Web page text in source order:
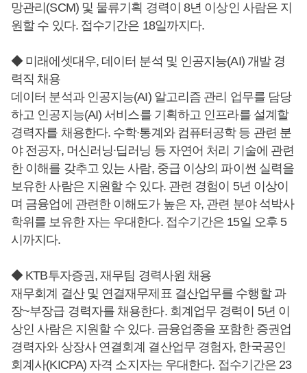
망관리(SCM) 및 물류기획 경력이 8년 이상인 사람은 지
원할 수 있다. 접수기간은 18일까지다.
◆ 미래에셋대우, 데이터 분석 및 인공지능(AI) 개발 경
력직 채용
데이터 분석과 인공지능(AI) 알고리즘 관리 업무를 담당
하고 인공지능(AI) 서비스를 기획하고 인프라를 설계할
경력자를 채용한다. 수학∙통계와 컴퓨터공학 등 관련 분
야 전공자, 머신러닝∙딥러닝 등 자연어 처리 기술에 관련
한 이해를 갖추고 있는 사람, 중급 이상의 파이썬 실력을
보유한 사람은 지원할 수 있다. 관련 경험이 5년 이상이
며 금융업에 관련한 이해도가 높은 자, 관련 분야 석박사
학위를 보유한 자는 우대한다. 접수기간은 15일 오후 5
시까지다.
◆ KTB투자증권, 재무팀 경력사원 채용
재무회계 결산 및 연결재무제표 결산업무를 수행할 과
장~부장급 경력자를 채용한다. 회계업무 경력이 5년 이
상인 사람은 지원할 수 있다. 금융업종을 포함한 증권업
경력자와 상장사 연결회계 결산업무 경험자, 한국공인
회계사(KICPA) 자격 소지자는 우대한다. 접수기간은 23